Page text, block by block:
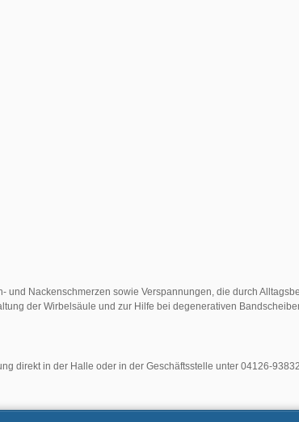
Nackenschmerzen sowie Verspannungen, die durch
der Wirbelsäule und zur Hilfe bei degenerativen
direkt in der Halle oder in der Geschäftsstelle unter 04126-